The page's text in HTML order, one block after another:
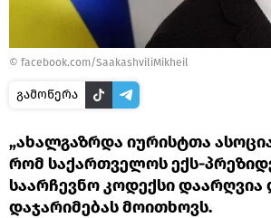
© facebook.com/SaakashviliMikheil
გამოწერა
„ახალგაზრდა იურისტთა
რომ საქართველოს ექს-
საარჩევნო კოდექსი დაარღვია
დაჯარიმებას მოითხოვს.